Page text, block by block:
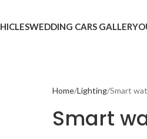
WEDDING CARS GALLERY
Home Lighting Smart
Smart